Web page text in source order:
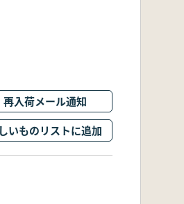
再入荷メール通知
いものリストに追加